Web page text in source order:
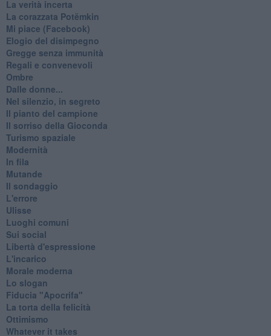
La verità incerta
La corazzata Potëmkin
Mi piace (Facebook)
Elogio del disimpegno
Gregge senza immunità
Regali e convenevoli
Ombre
Dalle donne...
Nel silenzio, in segreto
Il pianto del campione
Il sorriso della Gioconda
Turismo spaziale
Modernità
In fila
Mutande
Il sondaggio
L'errore
Ulisse
Luoghi comuni
Sui social
Libertà d'espressione
L'incarico
Morale moderna
Lo slogan
Fiducia "Apocrifa"
La torta della felicità
Ottimismo
Whatever it takes